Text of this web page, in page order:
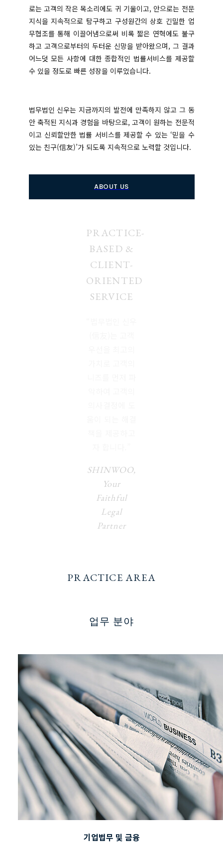
로는 고객의 작은 목소리에도 귀 기울이고, 안으로는 전문
지식을 지속적으로 탐구하고 구성원간의 상호 긴밀한 업
무협조를 통해 이끌어냄으로써 비록 짧은 연혁에도 불구
하고 고객으로부터의 두터운 신망을 받아왔으며, 그 결과
어느덧 모든 사항에 대한 종합적인 법률서비스를 제공할
수 있을 정도로 빠른 성장을 이루었습니다.
법무법인 신우는 지금까지의 발전에 만족하지 않고 그 동
안 축적된 지식과 경험을 바탕으로, 고객이 원하는 전문적
이고 신뢰할만한 법률 서비스를 제공할 수 있는 ‘믿을 수
있는 친구(信友)’가 되도록 지속적으로 노력할 것입니다.
ABOUT US
PRACTICE-
BASED &
CLIENT-
ORIENTED
SERVICE
SHINWOO,
Your
Faithful
Legal
Partner
PRACTICE AREA
업무 분야
기업법무 및 금융